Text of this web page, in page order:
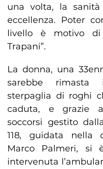
una volta, la
eccellenza. Poter
livello è motivo di
Trapani”.
La donna, una
sarebbe rimasta
sterpaglia di roghi
caduta, e grazie
soccorsi gestito
118, guidata nella
Marco Palmeri, si
intervenuta